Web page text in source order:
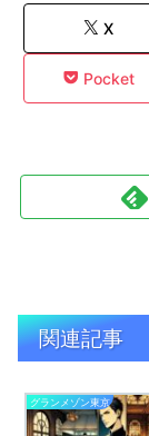
X
Pocket
関連記事
グランメゾン東京